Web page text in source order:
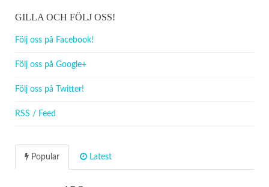
GILLA OCH FÖLJ OSS!
Följ oss på Facebook!
Följ oss på Google+
Följ oss på Twitter!
RSS / Feed
Popular Latest